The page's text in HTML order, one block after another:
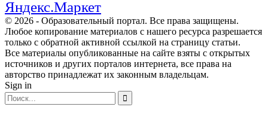
Яндекс.Маркет
© 2026 - Образовательный портал. Все права защищены.
Любое копирование материалов с нашего ресурса разрешается
только с обратной активной ссылкой на страницу статьи.
Все материалы опубликованные на сайте взяты с открытых
источников и других порталов интернета, все права на
авторство принадлежат их законным владельцам.
Sign in